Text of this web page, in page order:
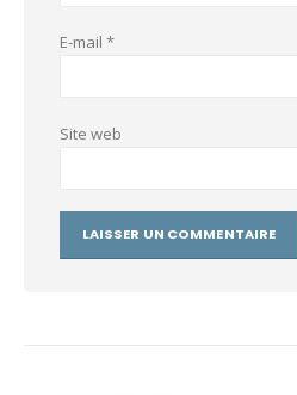
E-mail *
Site web